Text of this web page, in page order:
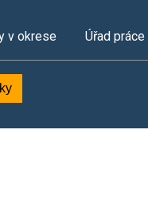
v okrese Úřad práce